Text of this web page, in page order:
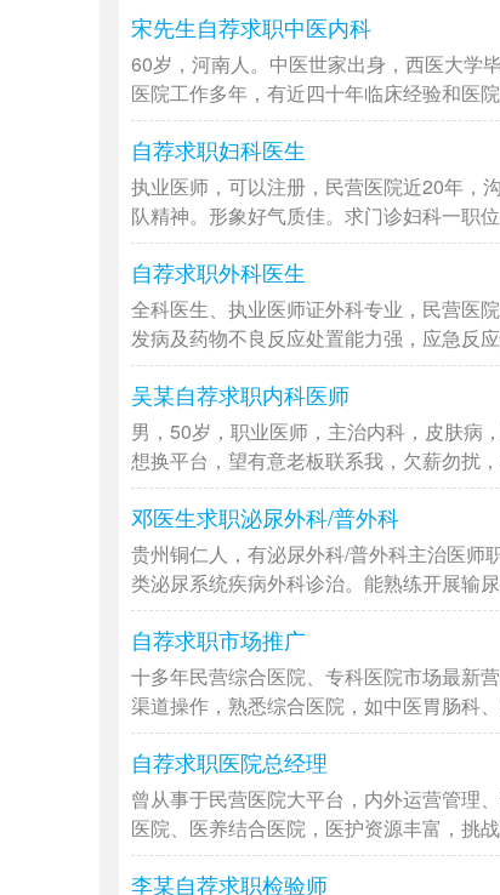
宋先生自荐求职中医内科
60岁，河南人。中医世家出身，西医大学
医院工作多年，有近四十年临床经验和医
自荐求职妇科医生
执业医师，可以注册，民营医院近20年，
队精神。形象好气质佳。求门诊妇科一职
自荐求职外科医生
全科医生、执业医师证外科专业，民营医
发病及药物不良反应处置能力强，应急反
吴某自荐求职内科医师
男，50岁，职业医师，主治内科，皮肤病
想换平台，望有意老板联系我，欠薪勿扰
邓医生求职泌尿外科/普外科
贵州铜仁人，有泌尿外科/普外科主治医师
类泌尿系统疾病外科诊治。能熟练开展输
自荐求职市场推广
十多年民营综合医院、专科医院市场最新
渠道操作，熟悉综合医院，如中医胃肠科
自荐求职医院总经理
曾从事于民营医院大平台，内外运营管理
医院、医养结合医院，医护资源丰富，挑
李某自荐求职检验师